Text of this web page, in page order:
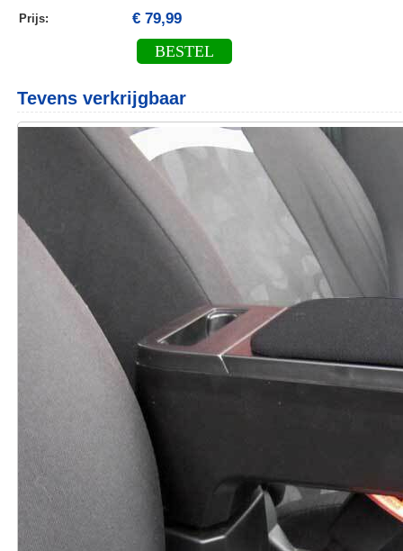
Prijs: € 79,99
BESTEL
Tevens verkrijgbaar